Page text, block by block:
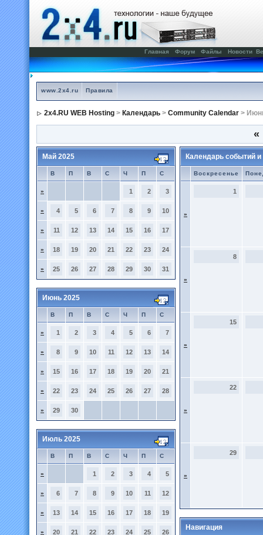
Главная Форум Файлы Новости
www.2x4.ru Правила
2x4.RU WEB Hosting > Календарь > Community Calendar >
«
Май 2025
В П В С Ч П С
» 1 2 3
» 4 5 6 7 8 9 10
» 11 12 13 14 15 16 17
» 18 19 20 21 22 23 24
» 25 26 27 28 29 30 31
Июнь 2025
В П В С Ч П С
» 1 2 3 4 5 6 7
» 8 9 10 11 12 13 14
» 15 16 17 18 19 20 21
» 22 23 24 25 26 27 28
» 29 30
Июль 2025
В П В С Ч П С
» 1 2 3 4 5
» 6 7 8 9 10 11 12
» 13 14 15 16 17 18 19
» 20 21 22 23 24 25 26
Календарь событий
Воскресенье
»
1
»
8
»
15
»
22
»
29
Навигация